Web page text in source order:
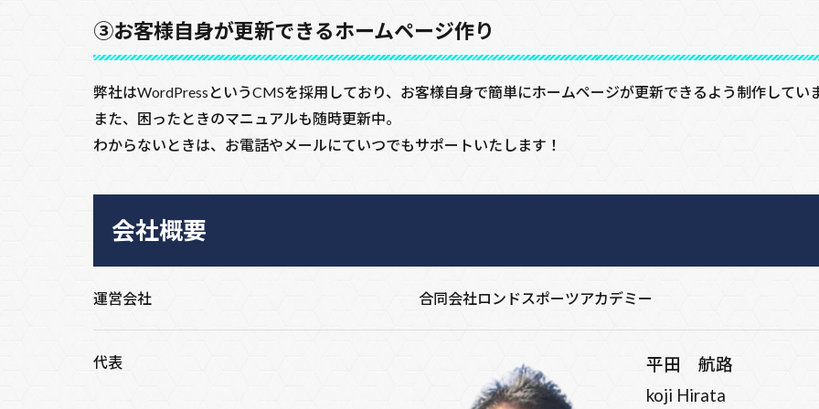
③お客様自身が更新できるホームページ作り
弊社はWordPressというCMSを採用しており、お客様自身で簡単にホームページが更新できるよう制作してい
また、困ったときのマニュアルも随時更新中。
わからないときは、お電話やメールにていつでもサポートいたします！
会社概要
運営会社 合同会社ロンドスポーツアカデミー
代表
平田 航路
koji Hirata